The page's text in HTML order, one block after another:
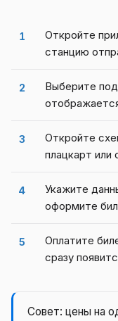
Откройте
станцию
Выберите
Откройте
плацкарт или
Укажите
оформите
Оплатите
сразу
Совет: цены на